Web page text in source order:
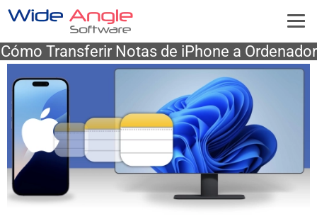
Cómo Transferir Notas de iPhone a Ordenador